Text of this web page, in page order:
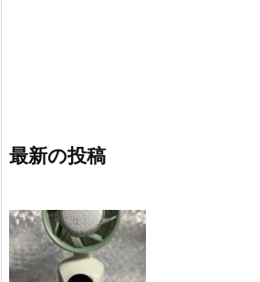
最新の投稿